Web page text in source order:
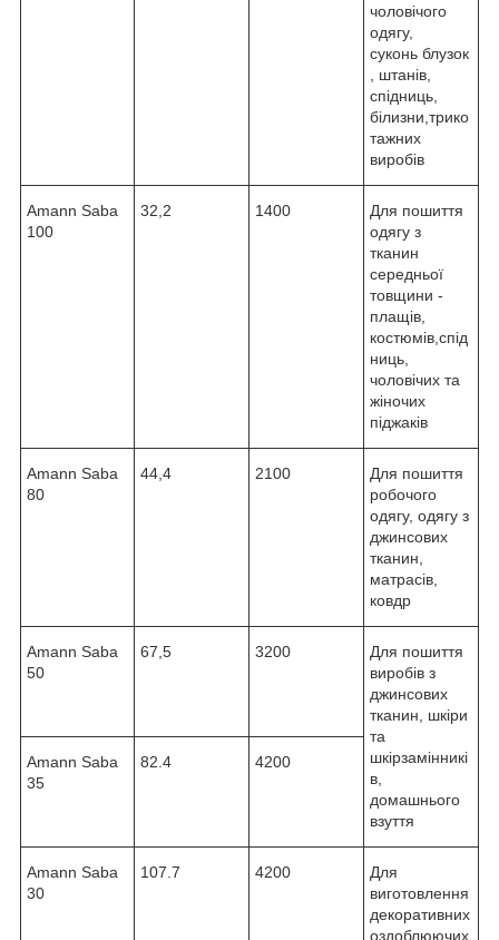
чоловічого
одягу,
суконь блузок
, штанів,
спідниць,
білизни,трико
тажних
виробів
Amann Saba
100
32,2 1400
Для пошиття
одягу з
тканин
середньої
товщини -
плащів,
костюмів,cпід
ниць,
чоловічих та
жіночих
піджаків
Amann Saba
80
44,4 2100
Для пошиття
робочого
одягу, одягу з
джинсових
тканин,
матрасів,
ковдр
Amann Saba
50
67,5 3200
Для пошиття
виробів з
джинсових
тканин, шкіри
та
шкірзамінникі
в,
домашнього
взуття
Amann Saba
35
82.4 4200
Amann Saba
30
107.7 4200
Для
виготовлення
декоративних
оздоблюючих